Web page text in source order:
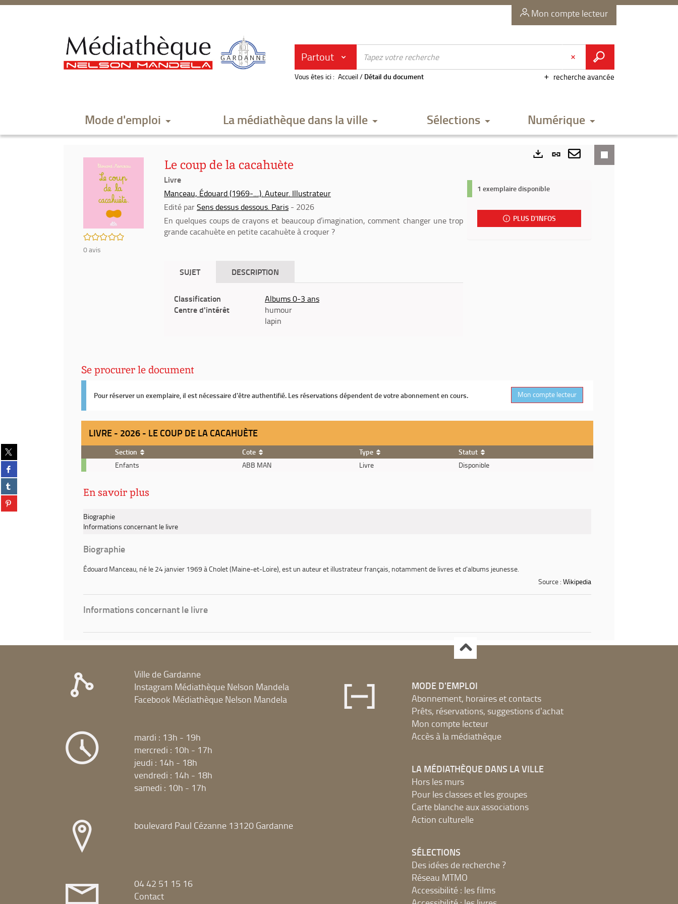
recherche
Mon compte lecteur
Partout
recherche avancée
Vous êtes ici : Accueil/ Détail du document
Mode d'emploi La médiathèque dans la ville Sélections Numérique
Partager
sur
twitter
(Nouvelle
fenêtre)
Partager
sur
facebook
(Nouvelle
fenêtre)
Partager
sur
tumblr
(Nouvelle
Partager
sur
/5
0avis
Le coup de la cacahuète
Livre
Manceau, Édouard (1969-....). Auteur. Illustrateur
Edité parSens dessus dessous. Paris - 2026
En quelques coups de crayons et beaucoup d’imagination, comment changer une trop
grande cacahuète en petite cacahuète à croquer ?
SUJET DESCRIPTION
Classification Albums 0-3 ans
Centre d'intérêt
humour
lapin
Lien
permanent
fenêtre)
Envoyer
mail
1 exemplaire disponible
PLUS D'INFOS
Se procurer le document
Pour réserver un exemplaire, il est nécessaire d'être authentifié. Les réservations dépendent de votre abonnement en cours. Mon compte lecteur
LIVRE - 2026 - LE COUP DE LA CACAHUÈTE
-
coup
de
cacahuète
Section Cote Type
Statut
Enfants
ABB MAN Livre Disponible
En savoir plus
Biographie
Informations concernant le livre
Biographie
Édouard Manceau, né le 24 janvier 1969 à Cholet (Maine-et-Loire), est un auteur et illustrateur français, notamment de livres et d'albums jeunesse.
Source : Wikipedia
Informations concernant le livre
Ville de Gardanne
Instagram Médiathèque Nelson Mandela
Facebook Médiathèque Nelson Mandela
mardi : 13h - 19h
mercredi : 10h - 17h
jeudi : 14h - 18h
vendredi : 14h - 18h
samedi : 10h - 17h
boulevard Paul Cézanne 13120 Gardanne
04 42 51 15 16
Contact
MODE D'EMPLOI
Abonnement, horaires et contacts
Prêts, réservations, suggestions d'achat
Mon compte lecteur
Accès à la médiathèque
LA MÉDIATHÈQUE DANS LA VILLE
Hors les murs
Pour les classes et les groupes
Carte blanche aux associations
Action culturelle
SÉLECTIONS
Des idées de recherche ?
Réseau MTMO
Accessibilité : les films